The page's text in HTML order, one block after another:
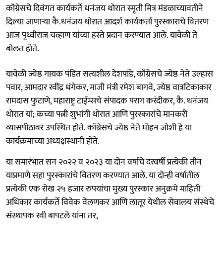
कॉग्रेसचे दिवंगत कार्यकर्ते धनंजय थोरात स्मृती मित्र मंडळाच्यावतीने
दिल्या जाणाऱ्या कै.धनंजय थोरात आदर्श कार्यकर्ता पुरस्काराचे वितरण
आज पृथ्वीराज चव्हाण यांच्या हस्ते प्रदान करण्यात आले. यावेळी ते
बोलत होते.
यावेळी ज्येष्ठ गायक पंडित सत्यशील देशपांडे, काँग्रेसचे ज्येष्ठ नेते उल्हास
पवार, आमदार रवींद्र धंगेकर, माजी मंत्री रमेश बागवे, ज्येष्ठ वात्रटिकाकार
रामदास फुटाणे, महाराष्ट्र टाईम्सचे संपादक पराग करंदीकर, कै. धनंजय
थोरात यां; कच्या पत्नी शुभांगी थोरात आणि पुरस्कारांचे मानकरी
व्यासपीठावर उपस्थित होते. कॉग्रेसचे ज्येष्ठ नेते मोहन जोशी हे या
कार्यक्रमाच्या अध्यक्षस्थानी होते.
या समारंभात सन २०२२ व २०२३ या दोन वर्षाचे दरवर्षी प्रत्येकी तीन
याप्रमाणे सहा पुरस्कारांचे वितरण करण्यात आले. या दोन्ही वर्षातील
प्रत्येकी एक रोख २५ हजार रुपयांचा मुख्य पुरस्कार अनुक्रमे माहिती
अधिकार कार्यकर्ते विवेक वेलणकर आणि लातूर येथील सेवालय संस्थेचे
संस्थापक रवी बापटले यांना तर,